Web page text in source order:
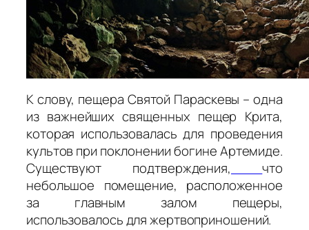
К слову, пещера Святой Параскевы – одна
из важнейших священных пещер Крита,
которая использовалась для проведения
культов при поклонении богине Артемиде.
Существуют подтверждения,
что
небольшое помещение, расположенное
за главным залом пещеры,
использовалось для жертвоприношений.